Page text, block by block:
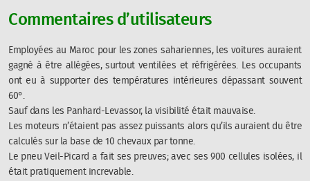
Commentaires d’utilisateurs
Employées au Maroc pour les zones sahariennes, les voitures auraient
gagné à être allégées, surtout ventilées et réfrigérées. Les occupants
ont eu à supporter des températures intérieures dépassant souvent
60°.
Sauf dans les Panhard-Levassor, la visibilité était mauvaise.
Les moteurs n’étaient pas assez puissants alors qu’ils auraient du être
calculés sur la base de 10 chevaux par tonne.
Le pneu Veil-Picard a fait ses preuves; avec ses 900 cellules isolées, il
était pratiquement increvable.